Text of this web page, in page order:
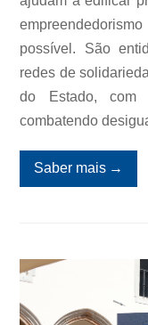
possível. São
redes de
do Estado, com
combatendo
Saber mais →